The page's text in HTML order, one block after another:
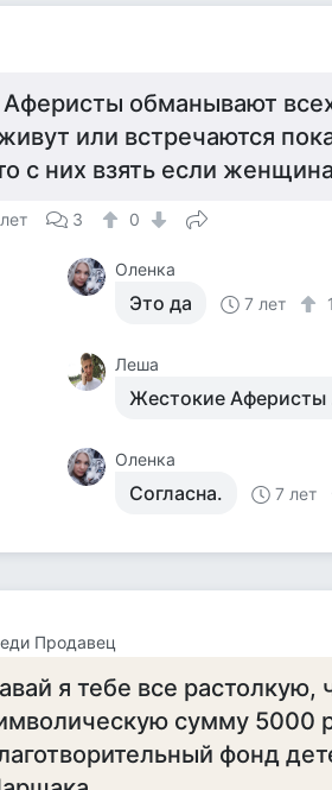
обманывают
или встречаются
с них взять если
3 0
Оленка
Это да 7 лет 1
Леша
Жестокие Аферисты
Оленка
Согласна. 7 лет
Продавец
я тебе все растолкую,
сумму 5000
фонд